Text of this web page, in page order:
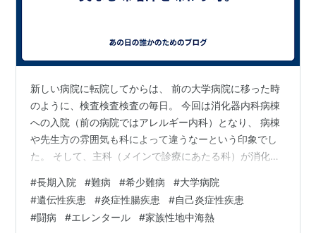
新しい病院に転院してからは、 前の大学病院に移った時
のように、検査検査検査の毎日。 今回は消化器内科病棟
への入院（前の病院ではアレルギー内科）となり、 病棟
や先生方の雰囲気も科によって違うなーという印象でし
た。 そして、主科（メインで診療にあたる科）が消化器
とになりました。 それと並行して行ったのが、自己炎症
性疾患の遺伝子検査。 どうやら、こちらの病院は遺伝子
検査（とくに小児科）に力を入れているとのこと。 これ
#長期入院 #難病 #希少難病 #大学病院
#遺伝性疾患 #炎症性腸疾患 #自己炎症性疾患
#闘病 #エレンタール #家族性地中海熱